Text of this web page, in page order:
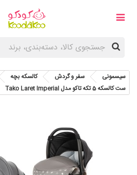
سیسمونی سفر و گردش کالسکه بچه
ست کالسکه 5 تکه تاکو مدل Tako Laret Imperial